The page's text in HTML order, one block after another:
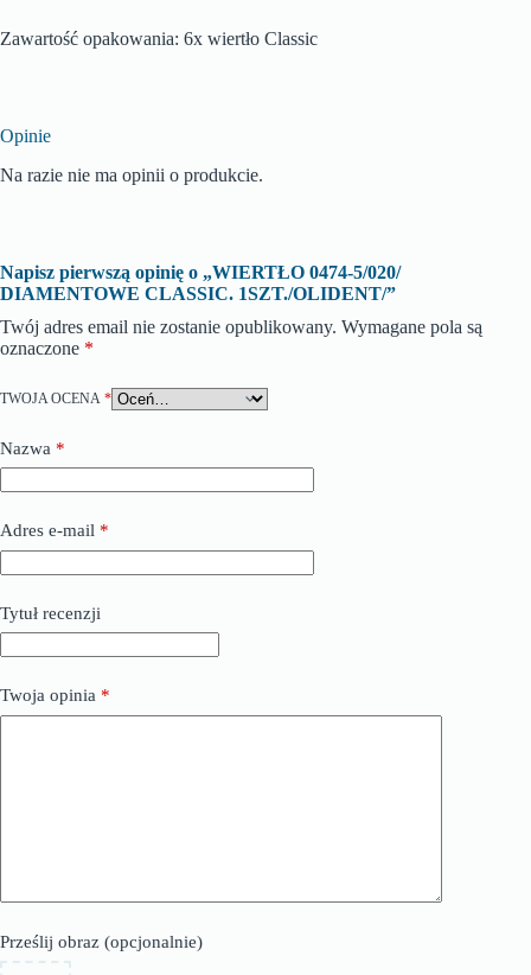
Zawartość opakowania: 6x wiertło Classic
Opinie
Na razie nie ma opinii o produkcie.
Napisz pierwszą opinię o „WIERTŁO 0474-5/020/
DIAMENTOWE CLASSIC. 1SZT./OLIDENT/”
Twój adres email nie zostanie opublikowany. Wymagane pola są
oznaczone *
TWOJA OCENA *
Nazwa *
Adres e-mail *
Tytuł recenzji
Twoja opinia *
Prześlij obraz (opcjonalnie)